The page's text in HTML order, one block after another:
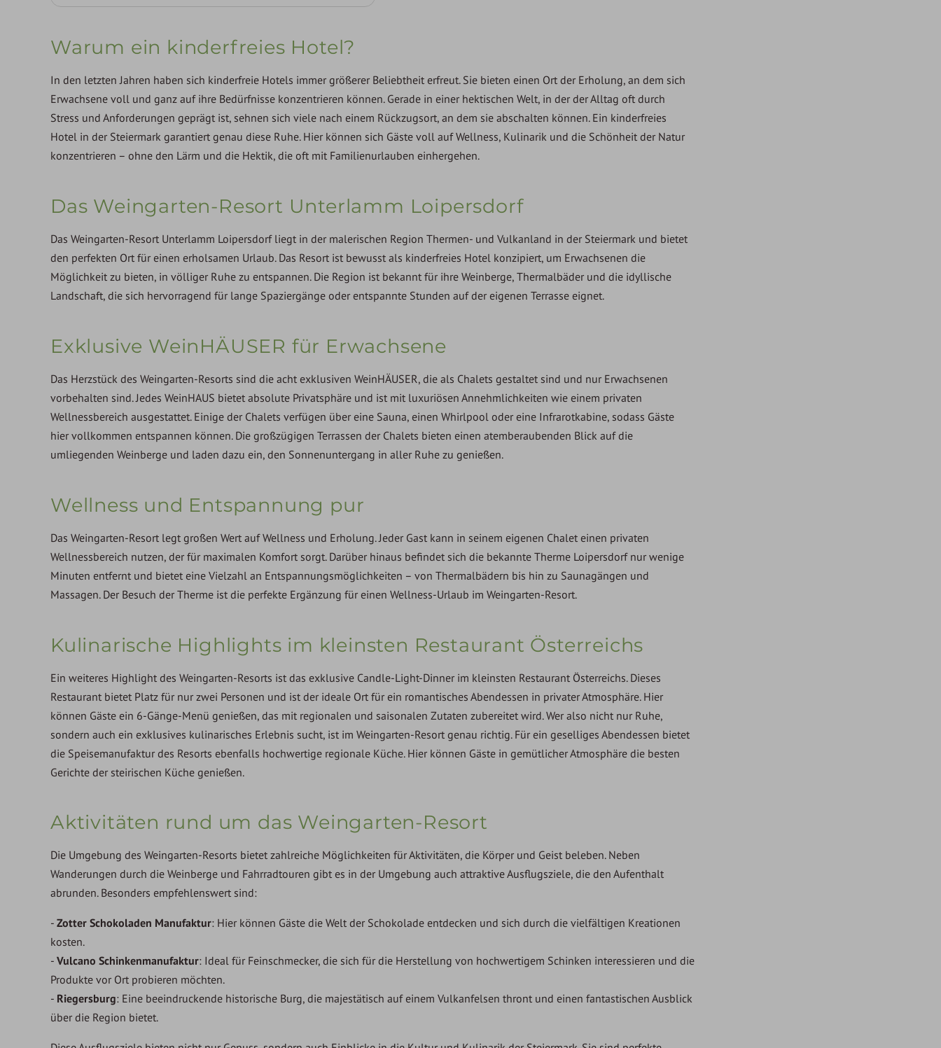
Warum ein kinderfreies Hotel?
In den letzten Jahren haben sich kinderfreie Hotels immer größerer Beliebtheit erfreut. Sie bieten einen Ort der Erholung, an dem sich
Erwachsene voll und ganz auf ihre Bedürfnisse konzentrieren können. Gerade in einer hektischen Welt, in der der Alltag oft durch
Stress und Anforderungen geprägt ist, sehnen sich viele nach einem Rückzugsort, an dem sie abschalten können. Ein kinderfreies
Hotel in der Steiermark garantiert genau diese Ruhe. Hier können sich Gäste voll auf Wellness, Kulinarik und die Schönheit der Natur
konzentrieren – ohne den Lärm und die Hektik, die oft mit Familienurlauben einhergehen.
Das Weingarten-Resort Unterlamm Loipersdorf
Das Weingarten-Resort Unterlamm Loipersdorf liegt in der malerischen Region Thermen- und Vulkanland in der Steiermark und bietet
den perfekten Ort für einen erholsamen Urlaub. Das Resort ist bewusst als kinderfreies Hotel konzipiert, um Erwachsenen die
Möglichkeit zu bieten, in völliger Ruhe zu entspannen. Die Region ist bekannt für ihre Weinberge, Thermalbäder und die idyllische
Landschaft, die sich hervorragend für lange Spaziergänge oder entspannte Stunden auf der eigenen Terrasse eignet.
Exklusive WeinHÄUSER für Erwachsene
Das Herzstück des Weingarten-Resorts sind die acht exklusiven WeinHÄUSER, die als Chalets gestaltet sind und nur Erwachsenen
vorbehalten sind. Jedes WeinHAUS bietet absolute Privatsphäre und ist mit luxuriösen Annehmlichkeiten wie einem privaten
Wellnessbereich ausgestattet. Einige der Chalets verfügen über eine Sauna, einen Whirlpool oder eine Infrarotkabine, sodass Gäste
hier vollkommen entspannen können. Die großzügigen Terrassen der Chalets bieten einen atemberaubenden Blick auf die
umliegenden Weinberge und laden dazu ein, den Sonnenuntergang in aller Ruhe zu genießen.
Wellness und Entspannung pur
Das Weingarten-Resort legt großen Wert auf Wellness und Erholung. Jeder Gast kann in seinem eigenen Chalet einen privaten
Wellnessbereich nutzen, der für maximalen Komfort sorgt. Darüber hinaus befindet sich die bekannte Therme Loipersdorf nur wenige
Minuten entfernt und bietet eine Vielzahl an Entspannungsmöglichkeiten – von Thermalbädern bis hin zu Saunagängen und
Massagen. Der Besuch der Therme ist die perfekte Ergänzung für einen Wellness-Urlaub im Weingarten-Resort.
Kulinarische Highlights im kleinsten Restaurant Österreichs
Ein weiteres Highlight des Weingarten-Resorts ist das exklusive Candle-Light-Dinner im kleinsten Restaurant Österreichs. Dieses
Restaurant bietet Platz für nur zwei Personen und ist der ideale Ort für ein romantisches Abendessen in privater Atmosphäre. Hier
können Gäste ein 6-Gänge-Menü genießen, das mit regionalen und saisonalen Zutaten zubereitet wird. Wer also nicht nur Ruhe,
sondern auch ein exklusives kulinarisches Erlebnis sucht, ist im Weingarten-Resort genau richtig. Für ein geselliges Abendessen bietet
die Speisemanufaktur des Resorts ebenfalls hochwertige regionale Küche. Hier können Gäste in gemütlicher Atmosphäre die besten
Gerichte der steirischen Küche genießen.
Aktivitäten rund um das Weingarten-Resort
Die Umgebung des Weingarten-Resorts bietet zahlreiche Möglichkeiten für Aktivitäten, die Körper und Geist beleben. Neben
Wanderungen durch die Weinberge und Fahrradtouren gibt es in der Umgebung auch attraktive Ausflugsziele, die den Aufenthalt
abrunden. Besonders empfehlenswert sind:
- Zotter Schokoladen Manufaktur: Hier können Gäste die Welt der Schokolade entdecken und sich durch die vielfältigen Kreationen
kosten.
- Vulcano Schinkenmanufaktur: Ideal für Feinschmecker, die sich für die Herstellung von hochwertigem Schinken interessieren und die
Produkte vor Ort probieren möchten.
- Riegersburg: Eine beeindruckende historische Burg, die majestätisch auf einem Vulkanfelsen thront und einen fantastischen Ausblick
über die Region bietet.